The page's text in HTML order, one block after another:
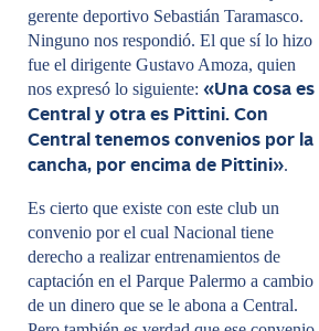
gerente deportivo Sebastián Taramasco.
Ninguno nos respondió. El que sí lo hizo
fue el dirigente Gustavo Amoza, quien
nos expresó lo siguiente: «Una cosa es
Central y otra es Pittini. Con
Central tenemos convenios por la
cancha, por encima de Pittini».
Es cierto que existe con este club un
convenio por el cual Nacional tiene
derecho a realizar entrenamientos de
captación en el Parque Palermo a cambio
de un dinero que se le abona a Central.